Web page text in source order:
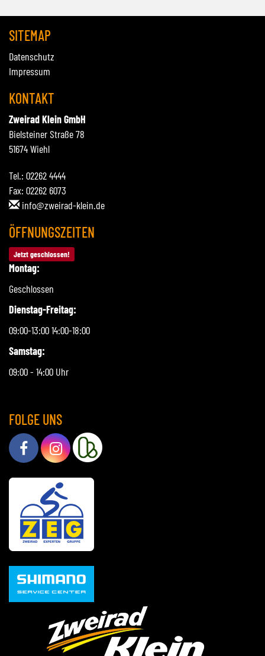
SITEMAP
Datenschutz
Impressum
KONTAKT
Zweirad Klein GmbH
Bielsteiner Straße 78
51674 Wiehl
Tel.: 02262 4444
Fax: 02262 6073
info@zweirad-klein.de
ÖFFNUNGSZEITEN
Jetzt geschlossen!
Montag:
Geschlossen
Dienstag-Freitag:
09:00-13:00 14:00-18:00
Samstag:
09:00 - 14:00 Uhr
FOLGE UNS